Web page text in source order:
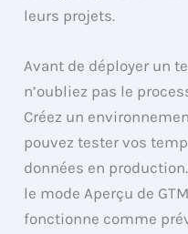
leurs projets.
Avant de déployer un
n’oubliez pas le
Créez un
pouvez tester vos
données en
le mode Aperçu de
fonctionne comme